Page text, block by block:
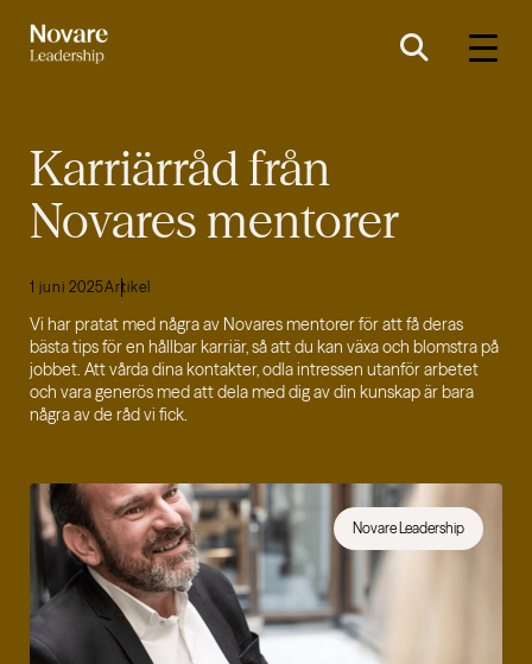
Karriärråd från
Novares mentorer
1 juni 2025Artikel
Vi har pratat med några av Novares mentorer för att få deras
bästa tips för en hållbar karriär, så att du kan växa och blomstra på
jobbet. Att vårda dina kontakter, odla intressen utanför arbetet
och vara generös med att dela med dig av din kunskap är bara
några av de råd vi fick.
Novare Leadership